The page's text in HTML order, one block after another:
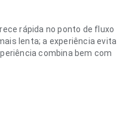
rápida no ponto de fluxo
lenta; a experiência evita
combina bem com